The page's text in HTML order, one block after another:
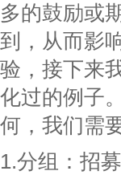
多的鼓励或
到，从而影
验，接下来
化过的例子
何，我们需
1.分组：招